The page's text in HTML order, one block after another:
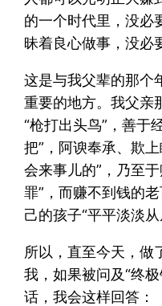
的一个时代里，没必
昧着良心做事，没必
这是与我父辈的那个
重要的地方。我父亲
“枪打出头鸟”，善于
把”，阿谀奉承、欺
会来事儿的”，乃至
罪”，而赚不到钱的
己的孩子“平平淡淡
所以，直至今天，做
我，如果被问及“终
话，我会这样回答：